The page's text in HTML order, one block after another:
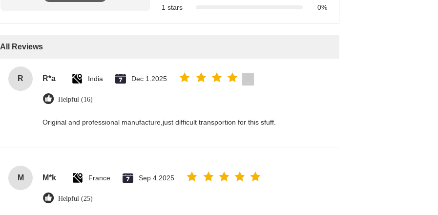
1 stars
0%
All Reviews
R R*a India Dec 1.2025
Helpful (16)
Original and professional manufacture,just difficult transportion for this sfuff.
M M*k France Sep 4.2025
Helpful (25)